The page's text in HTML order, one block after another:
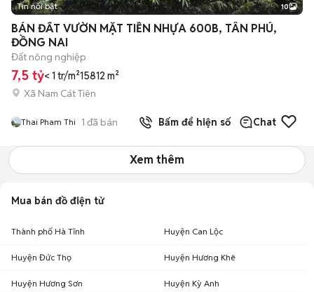
+2
Tin nổi bật 10
BÁN ĐẤT VƯỜN MẶT TIỀN NHỰA 600B, TÂN PHÚ,
ĐỒNG NAI
Đất nông nghiệp
7,5 tỷ< 1 tr/m²15812 m²
Xã Nam Cát Tiên
Thai Pham Thi 1 đã bán Bấm để hiện số Chat
Xem thêm
Mua bán đồ điện tử
Thành phố Hà Tĩnh Huyện Can Lộc
Huyện Đức Thọ Huyện Hương Khê
Huyện Hương Sơn Huyện Kỳ Anh